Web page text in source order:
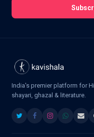
India's premier platform for
shayari, ghazal & literature.